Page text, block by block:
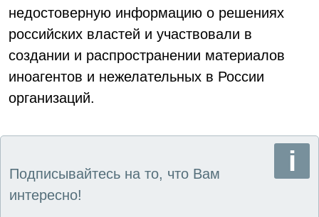
недостоверную информацию о решениях
российских властей и участвовали в
создании и распространении материалов
иноагентов и нежелательных в России
организаций.
Подписывайтесь на то, что Вам
интересно!